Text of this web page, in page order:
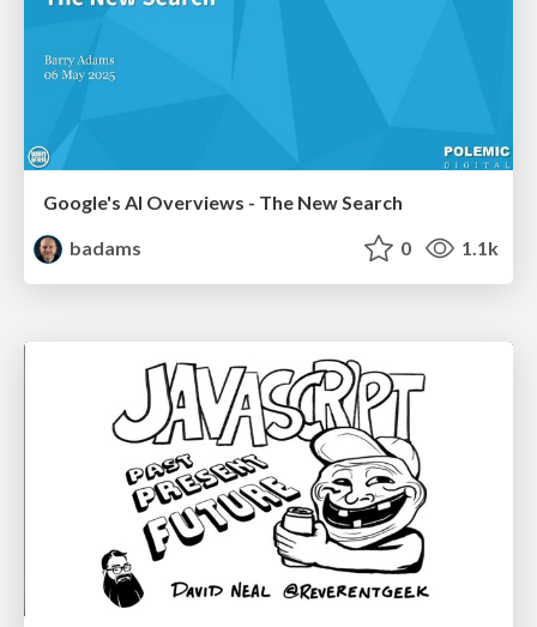
Google's AI Overviews - The New Search
badams
0 1.1k